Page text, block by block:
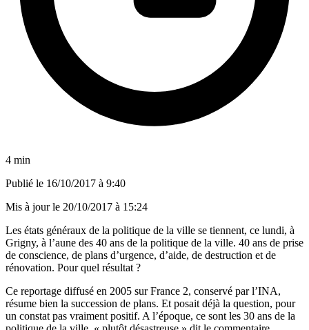
4 min
Publié le 16/10/2017 à 9:40
Mis à jour le 20/10/2017 à 15:24
Les états généraux de la politique de la ville se tiennent, ce lundi, à
Grigny, à l’aune des 40 ans de la politique de la ville. 40 ans de prise
de conscience, de plans d’urgence, d’aide, de destruction et de
rénovation. Pour quel résultat ?
Ce reportage diffusé en 2005 sur France 2, conservé par l’INA,
résume bien la succession de plans. Et posait déjà la question, pour
un constat pas vraiment positif. A l’époque, ce sont les 30 ans de la